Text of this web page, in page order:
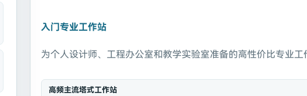
入门专业工作站
为个人设计师、工程办公室和教学实验室准备的高性价比专业工
高频主流塔式工作站